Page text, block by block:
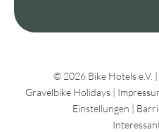
© 2026 Bike Hotels e.V. |
Gravelbike Holidays |
Einstellungen |